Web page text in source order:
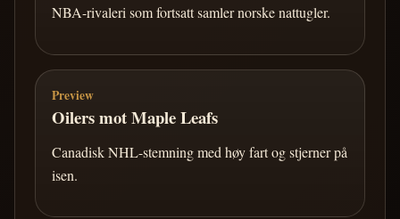
NBA-rivaleri som fortsatt samler norske nattugler.
Preview
Oilers mot Maple Leafs
Canadisk NHL-stemning med høy fart og stjerner på
isen.